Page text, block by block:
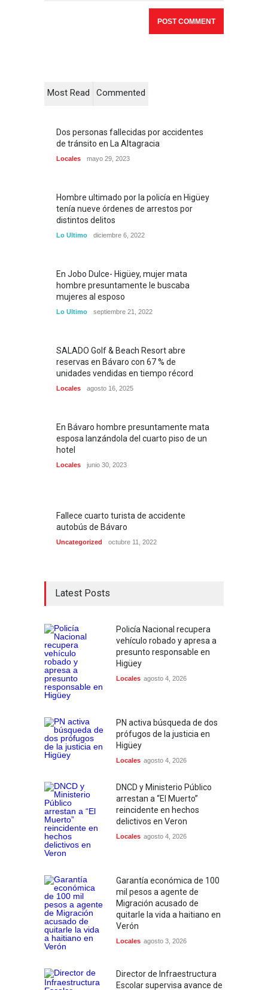
Most Read Commented
Dos personas fallecidas por accidentes
de tránsito en La Altagracia
Locales mayo 29, 2023
Hombre ultimado por la policía en Higüey
tenía nueve órdenes de arrestos por
distintos delitos
Lo Ultimo diciembre 6, 2022
En Jobo Dulce- Higüey, mujer mata
hombre presuntamente le buscaba
mujeres al esposo
Lo Ultimo septiembre 21, 2022
SALADO Golf & Beach Resort abre
reservas en Bávaro con 67 % de
unidades vendidas en tiempo récord
Locales agosto 16, 2025
En Bávaro hombre presuntamente mata
esposa lanzándola del cuarto piso de un
hotel
Locales junio 30, 2023
Fallece cuarto turista de accidente
autobús de Bávaro
Uncategorized octubre 11, 2022
Latest Posts
Policía Nacional recupera
vehículo robado y apresa a
presunto responsable en
Higüey
Locales agosto 4, 2026
PN activa búsqueda de dos
prófugos de la justicia en
Higüey
Locales agosto 4, 2026
DNCD y Ministerio Público
arrestan a “El Muerto”
reincidente en hechos
delictivos en Veron
Locales agosto 4, 2026
Garantía económica de 100
mil pesos a agente de
Migración acusado de
quitarle la vida a haitiano en
Verón
Locales agosto 3, 2026
Director de Infraestructura
Escolar supervisa avance de